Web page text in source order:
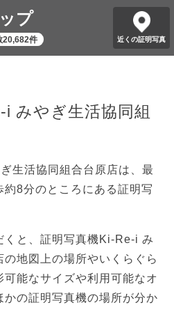
プ
20,682件 近くの証明写真
みやぎ生活協同組
生活協同組合台原店は、最
約8分のところにある証明写
くと、証明写真機Ki-Re-i み
地図上の場所やいくらぐら
能なサイズや利用可能なオ
かの証明写真機の場所が分か